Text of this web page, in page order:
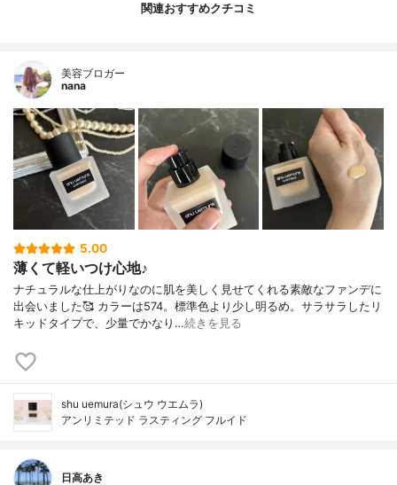
関連おすすめクチコミ
美容ブロガー
nana
5.00
薄くて軽いつけ心地♪
ナチュラルな仕上がりなのに肌を美しく見せてくれる素敵なファンデに
出会いました🥰 カラーは574。標準色より少し明るめ。サラサラしたリ
キッドタイプで、少量でかなり…続きを見る
shu uemura(シュウ ウエムラ)
アンリミテッド ラスティング フルイド
日高あき